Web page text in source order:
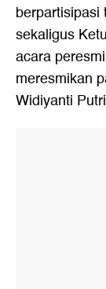
berpartisipasi
sekaligus
acara
meresmikan
Widiyanti